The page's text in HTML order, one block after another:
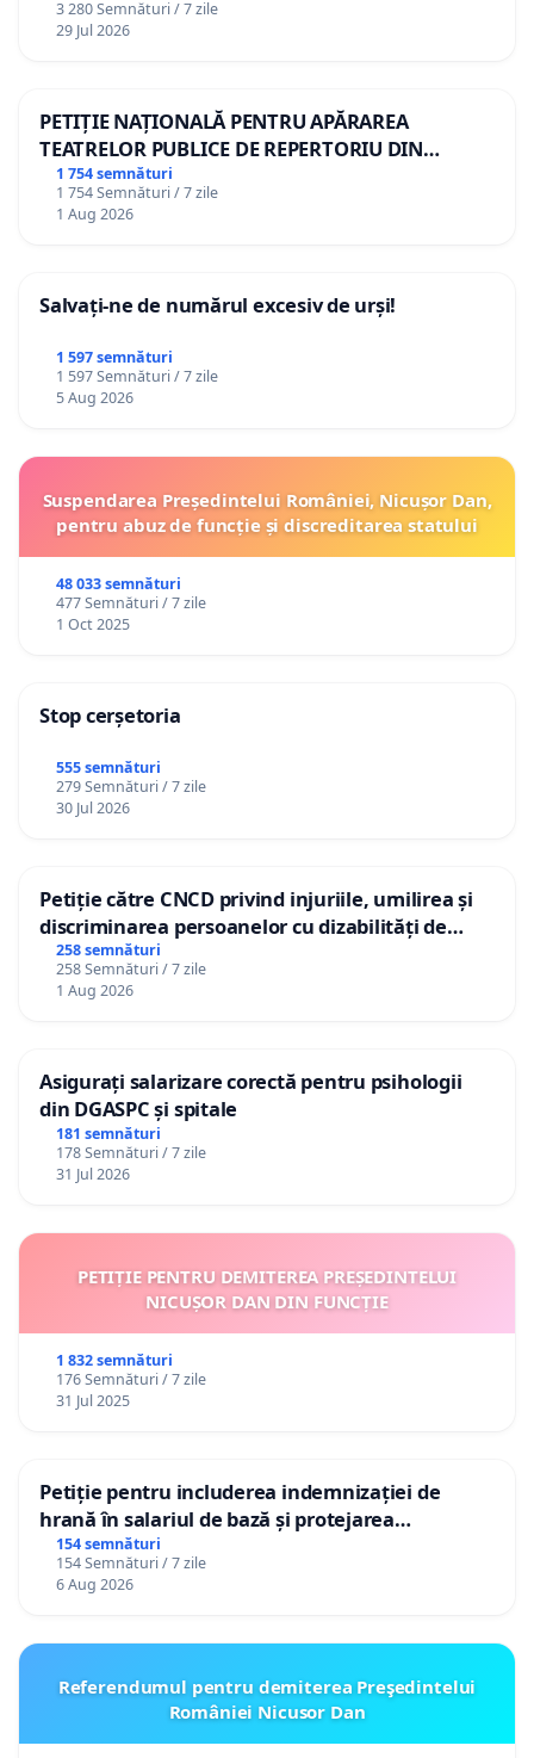
3 280 Semnături / 7 zile
29 Jul 2026
PETIȚIE NAȚIONALĂ PENTRU APĂRAREA
TEATRELOR PUBLICE DE REPERTORIU DIN
ROMÂNIA
1 754 semnături
1 754 Semnături / 7 zile
1 Aug 2026
Salvați-ne de numărul excesiv de urși!
1 597 semnături
1 597 Semnături / 7 zile
5 Aug 2026
Suspendarea Președintelui României, Nicușor Dan,
pentru abuz de funcție și discreditarea statului
48 033 semnături
477 Semnături / 7 zile
1 Oct 2025
Stop cerșetoria
555 semnături
279 Semnături / 7 zile
30 Jul 2026
Petiție către CNCD privind injuriile, umilirea și
discriminarea persoanelor cu dizabilități de
către utilizatorul TikTok „Gorici”
258 semnături
258 Semnături / 7 zile
1 Aug 2026
Asigurați salarizare corectă pentru psihologii
din DGASPC și spitale
181 semnături
178 Semnături / 7 zile
31 Jul 2026
PETIȚIE PENTRU DEMITEREA PREȘEDINTELUI
NICUȘOR DAN DIN FUNCȚIE
1 832 semnături
176 Semnături / 7 zile
31 Jul 2025
Petiție pentru includerea indemnizației de
hrană în salariul de bază și protejarea
gradațiilor de vechime pentru asistenții
personali
154 semnături
154 Semnături / 7 zile
6 Aug 2026
Referendumul pentru demiterea Preşedintelui
României Nicusor Dan